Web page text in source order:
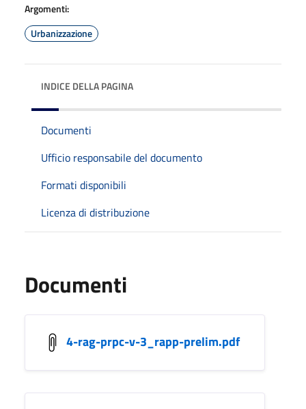
Argomenti:
Urbanizzazione
INDICE DELLA PAGINA
Documenti
Ufficio responsabile del documento
Formati disponibili
Licenza di distribuzione
Documenti
4-rag-prpc-v-3_rapp-prelim.pdf